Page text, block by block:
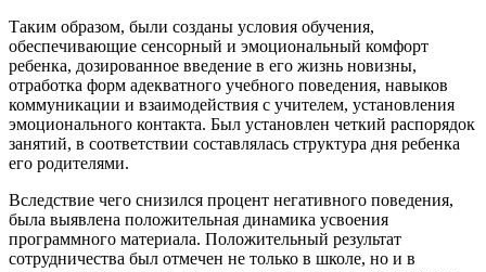
Таким образом, были созданы условия обучения,
обеспечивающие сенсорный и эмоциональный комфорт
ребенка, дозированное введение в его жизнь новизны,
отработка форм адекватного учебного поведения, навыков
коммуникации и взаимодействия с учителем, установления
эмоционального контакта. Был установлен четкий распорядок
занятий, в соответствии составлялась структура дня ребенка
его родителями.
Вследствие чего снизился процент негативного поведения,
была выявлена положительная динамика усвоения
программного материала. Положительный результат
сотрудничества был отмечен не только в школе, но и в